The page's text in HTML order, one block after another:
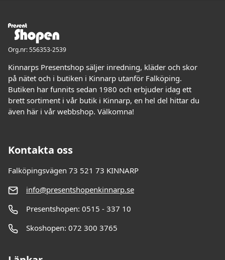
Org.nr: 556353-2539
Kinnarps Presentshop säljer inredning, kläder och skor
på nätet och i butiken i Kinnarp utanför Falköping.
Butiken har funnits sedan 1980 och erbjuder idag ett
brett sortiment i vår butik i Kinnarp, en hel del hittar du
även här i vår webbshop. Välkomna!
Kontakta oss
Falköpingsvägen 73 521 73 KINNARP
info@presentshopenkinnarp.se
Presentshopen: 0515 - 337 10
Skoshopen: 072 300 3765